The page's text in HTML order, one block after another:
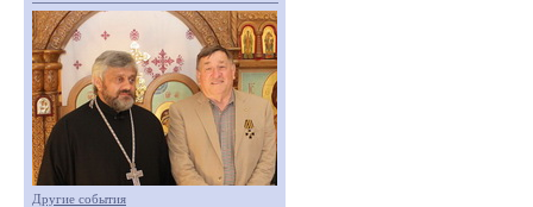
Другие события